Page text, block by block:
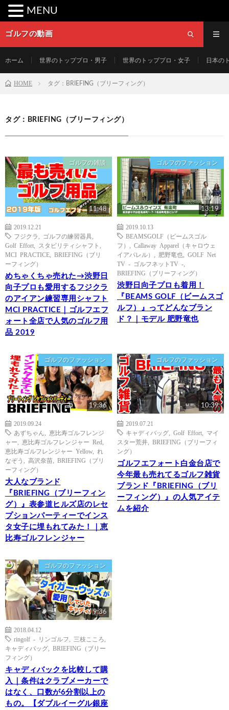
ゴルフの動画
ホーム 世界のトッププロ・男子 世界のトッププロ・女子 日本の
HOME タグ：BRIEFING（ブリーフィング）
タグ：BRIEFING（ブリーフィング）
ゴルフの雑談
11:48
2019.12.21
フジクラ
ゴルフの練習器具
Golf Effort
スタビリティシャフト
MCI PRACTICE
BRIEFING（ブリ
ーフィング）
めちゃくちゃ売れた→渋野日
向子プロも愛用するフジクラ
のアイアン練習専用シャフト
MCI PRACTICE｜ゴルフエフ
ォート全店で人気のゴルフ用
品 2019
ゴルフのファッション
13:19
2019.10.13
BEAMSGOLF（ビームスゴル
フ）
Callaway Apparel（キャロウェ
イアパレル）
肥野竜也
GOLF Net
TV - ゴルフネットTV -
BRIEFING（ブリーフィング）
渋野日向子プロも着用！
『BEAMS GOLF（ビームスゴ
ルフ）』ってどんなブラン
ド？｜モデル 肥野竜也
ゴルフのファッション
19:36
2019.09.24
あずちゃん
恵比寿ゴルフレンジ
ャー
恵比寿ゴルフレンジャー Red
恵比寿ゴルフレンジャー Yellow, れ
なぞう
高沢奈苗
BRIEFING（ブリ
ーフィング）
大人なブランド
『BRIEFING（ブリーフィン
グ）』表参道ヒルズ店のレセ
プションパーティーでインス
タ女子に埋もれてみた！｜恵
比寿ゴルフレンジャー
ゴルフのファッション
10:39
2019.07.21
キャディバッグ
Golf Effort
マイ
スター荒井
BRIEFING（ブリーフィ
ング）
ゴルフエフォート白金台店で
今年最も売れてるゴルフ雑貨
ブランド『BRIEFING（ブリ
ーフィング）』の人気アイテ
ムを紹介
ゴルフのファッション
9:36
2018.04.12
ringolf - リンゴルフ
三枝こころ
キャディバッグ
BRIEFING（ブリー
フィング）
キャディバックを比較して購
入｜条件はクラブメーカーで
はなく、口数が6分割以上の
もの。【ダブルイーグル銀座
MENU